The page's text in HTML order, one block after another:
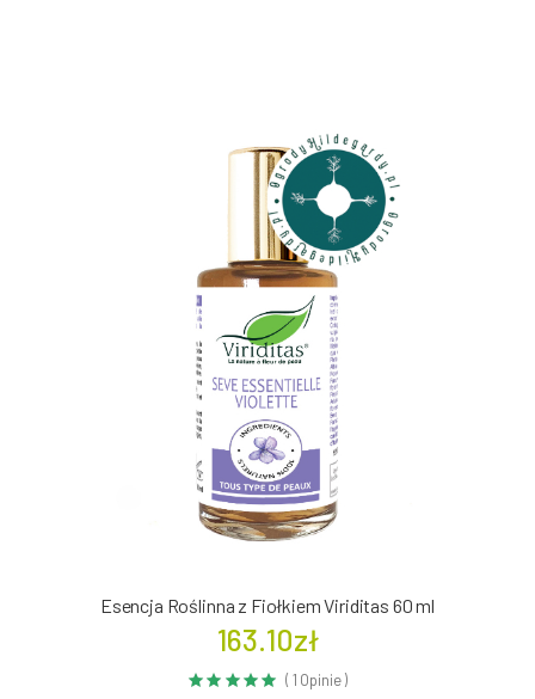
Esencja Roślinna z Fiołkiem Viriditas 60 ml
163.10zł
( 1 Opinie )